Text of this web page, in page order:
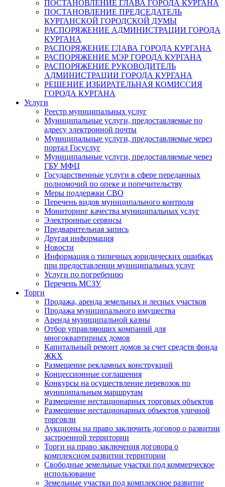
ПОСТАНОВЛЕНИЕ ГЛАВА ГОРОДА КУРГАНА
ПОСТАНОВЛЕНИЕ ПРЕДСЕДАТЕЛЬ
КУРГАНСКОЙ ГОРОДСКОЙ ДУМЫ
РАСПОРЯЖЕНИЕ АДМИНИСТРАЦИИ ГОРОДА
КУРГАНА
РАСПОРЯЖЕНИЕ ГЛАВА ГОРОДА КУРГАНА
РАСПОРЯЖЕНИЕ МЭР ГОРОДА КУРГАНА
РАСПОРЯЖЕНИЕ РУКОВОДИТЕЛЬ
АДМИНИСТРАЦИИ ГОРОДА КУРГАНА
РЕШЕНИЕ ИЗБИРАТЕЛЬНАЯ КОМИССИЯ
ГОРОДА КУРГАНА
Услуги
Реестр муниципальных услуг
Муниципальные услуги, предоставляемые по
адресу электронной почты
Муниципальные услуги, предоставляемые через
портал Госуслуг
Муниципальные услуги, предоставляемые через
ГБУ МФЦ
Государственные услуги в сфере переданных
полномочий по опеке и попечительству
Меры поддержки СВО
Перечень видов муниципального контроля
Мониторинг качества муниципальных услуг
Электронные сервисы
Предварительная запись
Другая информация
Новости
Информация о типичных юридических ошибках
при предоставлении муниципальных услуг
Услуги по погребению
Перечень МСЗУ
Торги
Продажа, аренда земельных и лесных участков
Продажа муниципального имущества
Аренда муниципальной казны
Отбор управляющих компаний для
многоквартирных домов
Капитальный ремонт домов за счет средств фонда
ЖКХ
Размещение рекламных конструкций
Концессионные соглашения
Конкурсы на осуществление перевозок по
муниципальным маршрутам
Размещение нестационарных торговых объектов
Размещение нестационарных объектов уличной
торговли
Аукционы на право заключить договор о развитии
застроенной территории
Торги на право заключения договора о
комплексном развитии территории
Свободные земельные участки под коммерческое
использование
Земельные участки под комплексное развитие